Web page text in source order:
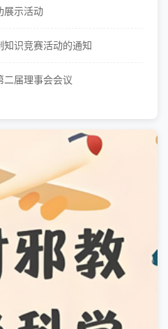
展示活动
知识竞赛活动的通知
二届理事会会议